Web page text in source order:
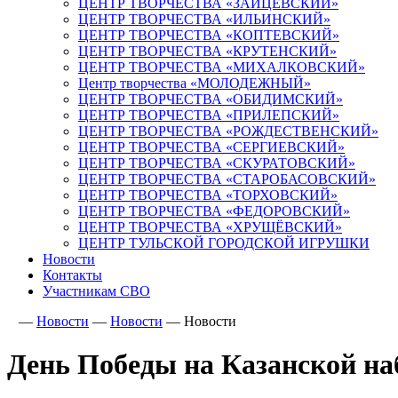
ЦЕНТР ТВОРЧЕСТВА «ИЛЬИНСКИЙ»
ЦЕНТР ТВОРЧЕСТВА «КОПТЕВСКИЙ»
ЦЕНТР ТВОРЧЕСТВА «КРУТЕНСКИЙ»
ЦЕНТР ТВОРЧЕСТВА «МИХАЛКОВСКИЙ»
Центр творчества «МОЛОДЕЖНЫЙ»
ЦЕНТР ТВОРЧЕСТВА «ОБИДИМСКИЙ»
ЦЕНТР ТВОРЧЕСТВА «ПРИЛЕПСКИЙ»
ЦЕНТР ТВОРЧЕСТВА «РОЖДЕСТВЕНСКИЙ»
ЦЕНТР ТВОРЧЕСТВА «СЕРГИЕВСКИЙ»
ЦЕНТР ТВОРЧЕСТВА «СКУРАТОВСКИЙ»
ЦЕНТР ТВОРЧЕСТВА «СТАРОБАСОВСКИЙ»
ЦЕНТР ТВОРЧЕСТВА «ТОРХОВСКИЙ»
ЦЕНТР ТВОРЧЕСТВА «ФЕДОРОВСКИЙ»
ЦЕНТР ТВОРЧЕСТВА «ХРУЩЁВСКИЙ»
ЦЕНТР ТУЛЬСКОЙ ГОРОДСКОЙ ИГРУШКИ
Новости
Контакты
Участникам СВО
— Новости — Новости — Новости
День Победы на Казанской